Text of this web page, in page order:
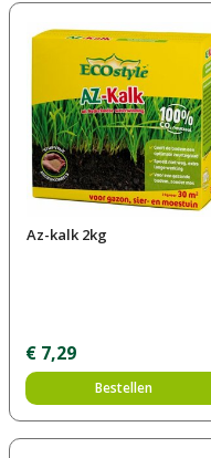
Az-kalk 2kg
€ 7,29
Bestellen